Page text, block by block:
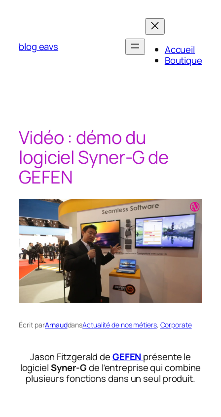
blog eavs
Accueil
Boutique
Vidéo : démo du
logiciel Syner-G de
GEFEN
Écrit parArnauddansActualité de nos métiers, Corporate
Jason Fitzgerald deGEFEN présente le
logicielSyner-Gde l’entreprise qui combine
plusieurs fonctions dans un seul produit.